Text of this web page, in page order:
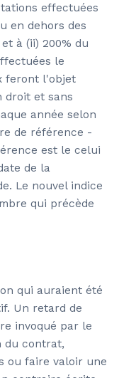
effectuées
en dehors des
à (ii) 200% du
le
feront l'objet
droit et sans
année selon
de référence -
est le celui
de la
Le nouvel indice
qui précède
qui auraient été
Un retard de
invoqué par le
du contrat,
ou faire valoir une